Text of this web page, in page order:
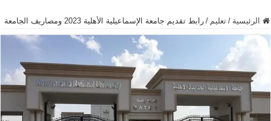
الرئيسية / تعليم / رابط تقديم جامعة الإسماعيلية الأهلية 2023 ومصاريف الجامعة